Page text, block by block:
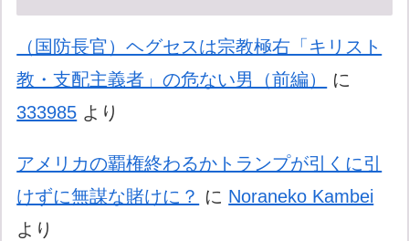
（国防長官）ヘグセスは宗教極右「キリスト
教・支配主義者」の危ない男（前編）
に
333985 より
アメリカの覇権終わるかトランプが引くに引
けずに無謀な賭けに？ に Noraneko Kambei
より